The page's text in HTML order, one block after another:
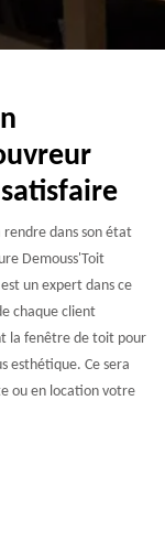
dans son état
Demouss'Toit
un expert dans ce
chaque client
la fenêtre de toit pour
esthétique. Ce sera
ou en location votre